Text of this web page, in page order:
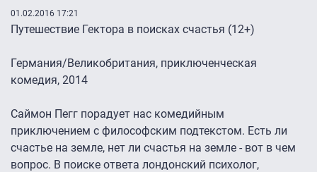
01.02.2016 17:21
Путешествие Гектора в поисках счастья (12+)
Германия/Великобритания, приключенческая
комедия, 2014
Саймон Пегг порадует нас комедийным
приключением с философским подтекстом. Есть ли
счастье на земле, нет ли счастья на земле - вот в чем
вопрос. В поиске ответа лондонский психолог,